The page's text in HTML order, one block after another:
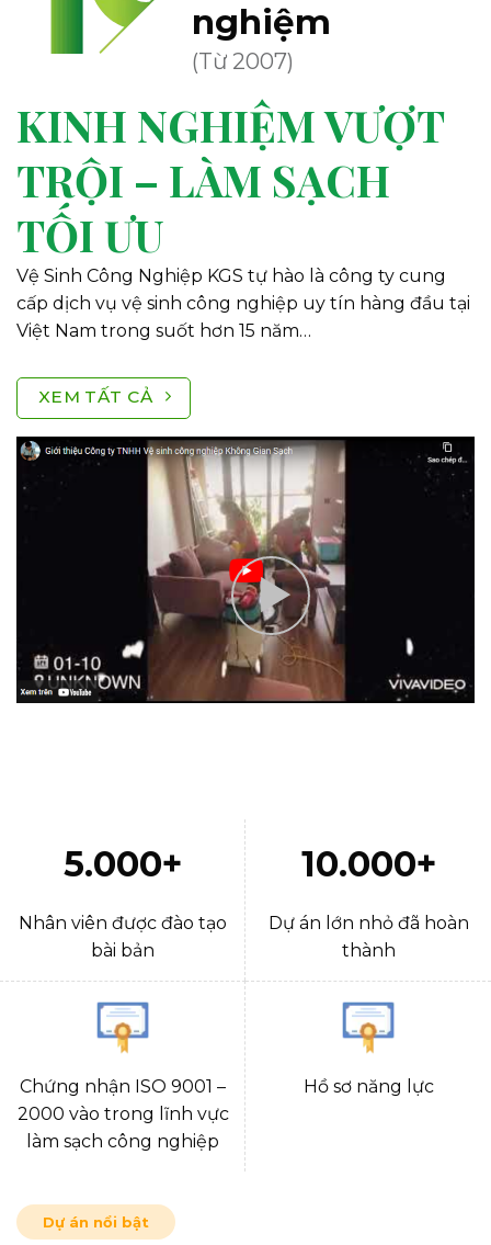
nghiệm
(Từ 2007)
KINH NGHIỆM VƯỢT
TRỘI – LÀM SẠCH
TỐI ƯU
Vệ Sinh Công Nghiệp KGS tự hào là công ty cung
cấp dịch vụ vệ sinh công nghiệp uy tín hàng đầu tại
Việt Nam trong suốt hơn 15 năm…
XEM TẤT CẢ
5.000+
Nhân viên được đào tạo
bài bản
10.000+
Dự án lớn nhỏ đã hoàn
thành
Chứng nhận ISO 9001 –
2000 vào trong lĩnh vực
làm sạch công nghiệp
Hồ sơ năng lực
Dự án nổi bật